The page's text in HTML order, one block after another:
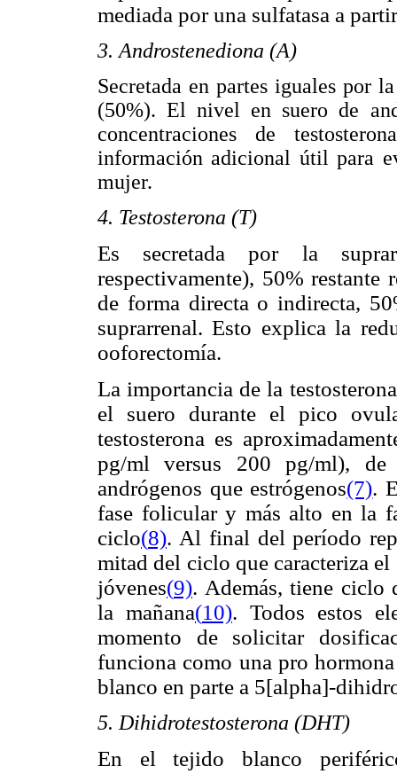
mediada por una sulfatasa a
3. Androstenediona (A)
Secretada en partes iguales por
(50%). El nivel en suero de
concentraciones de
información adicional útil para
mujer.
4. Testosterona (T)
Es secretada por la
respectivamente), 50% restante
de forma directa o indirecta,
suprarrenal. Esto explica la
ooforectomía.
La importancia de la
el suero durante el pico
testosterona es
pg/ml versus 200 pg/ml),
andrógenos que estrógenos(7).
fase folicular y más alto en la
ciclo(8). Al final del período
mitad del ciclo que caracteriza
jóvenes(9). Además, tiene ciclo
la mañana(10). Todos estos
momento de solicitar
funciona como una pro
blanco en parte a 5[alpha]-
5. Dihidrotestosterona (DHT)
En el tejido blanco